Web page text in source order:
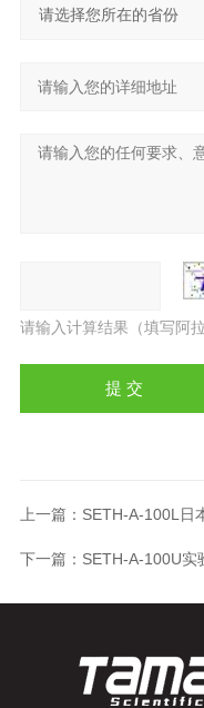
请输入计算结果（填写阿
上一篇： SETH-A-100L日
下一篇： SETH-A-100U实